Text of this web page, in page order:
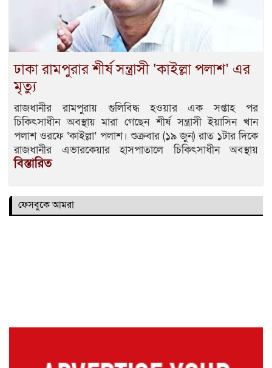
ঢাকা রামপুরার শীর্ষ সন্ত্রাসী ‌‘কাইল্লা পলাশ’ এর
মৃত্যু
রাজধানীর রামপুরায় গুলিবিদ্ধ হওয়ার এক সপ্তাহ পর
চিকিৎসাধীন অবস্থায় মারা গেছেন শীর্ষ সন্ত্রাসী ইয়াসিন খান
পলাশ ওরফে ‘কাইল্লা’ পলাশ। শুক্রবার (১৯ জুন) রাত ১টার দিকে
রাজধানীর এভারকেয়ার হাসপাতালে চিকিৎসাধীন অবস্থায়
বিস্তারিত
ফেসবুকে আমরা